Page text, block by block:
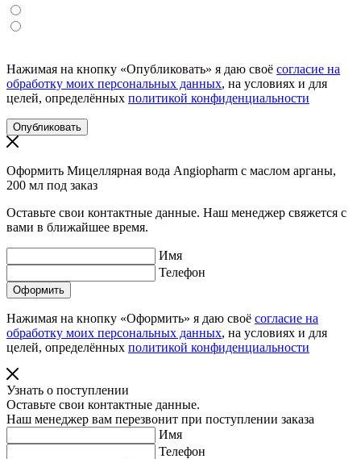
Нажимая на кнопку «Опубликовать» я даю своё согласие на
обработку моих персональных данных, на условиях и для
целей, определённых политикой конфиденциальности
Оформить Мицеллярная вода Angiopharm с маслом арганы,
200 мл под заказ
Оставьте свои контактные данные. Наш менеджер свяжется с
вами в ближайшее время.
Имя
Телефон
Нажимая на кнопку «Оформить» я даю своё согласие на
обработку моих персональных данных, на условиях и для
целей, определённых политикой конфиденциальности
Узнать о поступлении
Оставьте свои контактные данные.
Наш менеджер вам перезвонит при поступлении заказа
Имя
Телефон